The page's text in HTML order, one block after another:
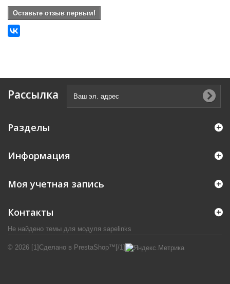
Оставьте отзыв первым!
Рассылка
Разделы
Информация
© 2026 [1]Сделано в PrestaShop™[/1]
Моя учетная запись
Контакты
Не найдено темы для модуля sapelinks